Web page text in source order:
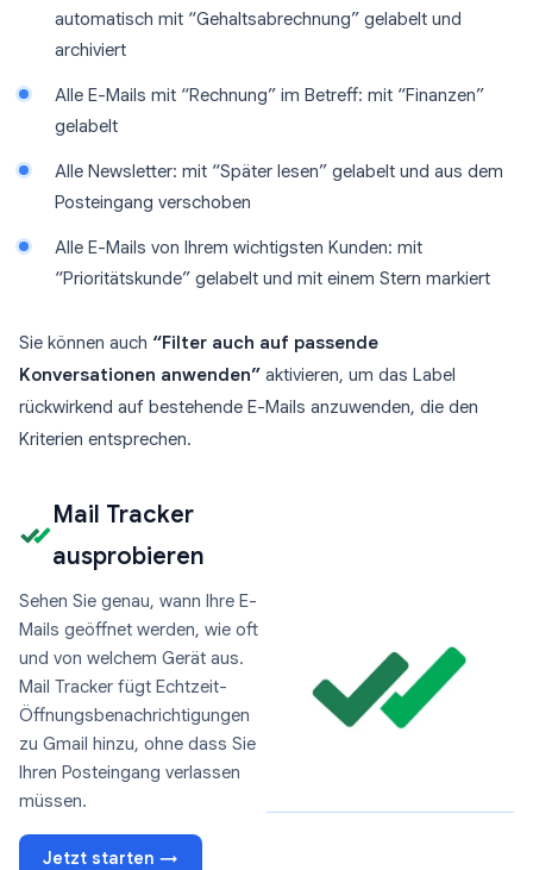
automatisch mit “Gehaltsabrechnung” gelabelt und
archiviert
Alle E-Mails mit “Rechnung” im Betreff: mit “Finanzen”
gelabelt
Alle Newsletter: mit “Später lesen” gelabelt und aus dem
Posteingang verschoben
Alle E-Mails von Ihrem wichtigsten Kunden: mit
“Prioritätskunde” gelabelt und mit einem Stern markiert
Sie können auch “Filter auch auf passende
Konversationen anwenden” aktivieren, um das Label
rückwirkend auf bestehende E-Mails anzuwenden, die den
Kriterien entsprechen.
Mail Tracker
ausprobieren
Sehen Sie genau, wann Ihre E-
Mails geöffnet werden, wie oft
und von welchem Gerät aus.
Mail Tracker fügt Echtzeit-
Öffnungsbenachrichtigungen
zu Gmail hinzu, ohne dass Sie
Ihren Posteingang verlassen
müssen.
Jetzt starten →